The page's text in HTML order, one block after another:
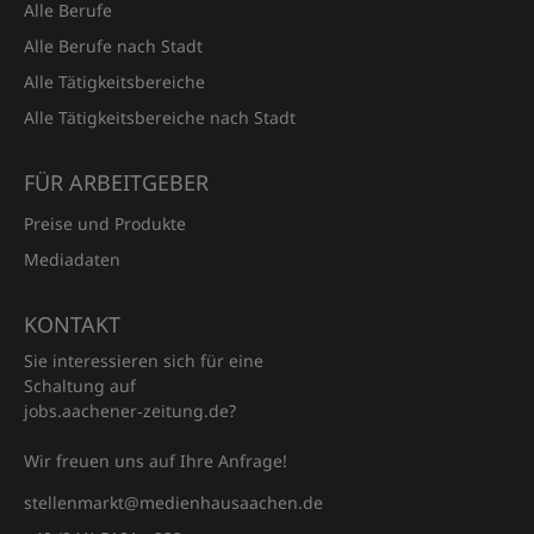
Alle Berufe
Alle Berufe nach Stadt
Alle Tätigkeitsbereiche
Alle Tätigkeitsbereiche nach Stadt
FÜR ARBEITGEBER
Preise und Produkte
Mediadaten
KONTAKT
Sie interessieren sich für eine
Schaltung auf
jobs.aachener‑zeitung.de?
Wir freuen uns auf Ihre Anfrage!
stellenmarkt@medienhausaachen.de